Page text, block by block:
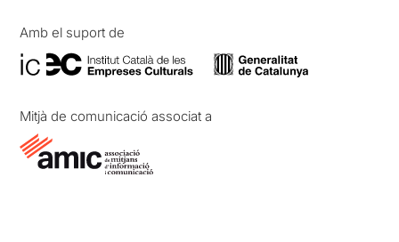
Amb el suport de
Mitjà de comunicació associat a